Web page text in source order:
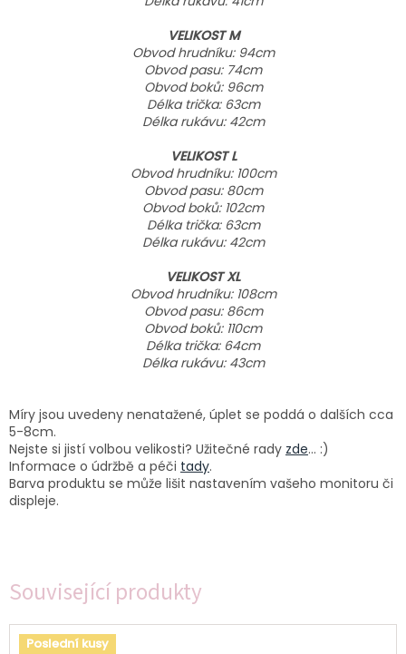
Související produkty
Poslední kusy
VELIKOST M
Obvod hrudníku: 94cm
Obvod pasu: 74cm
Obvod boků: 96cm
Délka trička: 63cm
Délka rukávu: 42cm
VELIKOST L
Obvod hrudníku: 100cm
Obvod pasu: 80cm
Obvod boků: 102cm
Délka trička: 63cm
Délka rukávu: 42cm
VELIKOST XL
Obvod hrudníku: 108cm
Obvod pasu: 86cm
Obvod boků: 110cm
Délka trička: 64cm
Délka rukávu: 43cm
Míry jsou uvedeny nenatažené, úplet se poddá o dalších cca
5-8cm.
Nejste si jistí volbou velikosti? Užitečné rady zde... :)
Informace o údržbě a péči tady.
Barva produktu se může lišit nastavením vašeho monitoru či
displeje.